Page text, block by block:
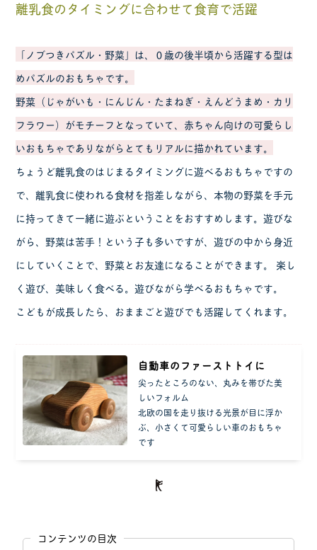
離乳食のタイミングに合わせて食育で活躍
「ノブつきパズル・野菜」は、０歳の後半頃から活躍する型は
めパズルのおもちゃです。
野菜（じゃがいも・にんじん・たまねぎ・えんどうまめ・カリ
フラワー）がモチーフとなっていて、赤ちゃん向けの可愛らし
いおもちゃでありながらとてもリアルに描かれています。
ちょうど離乳食のはじまるタイミングに遊べるおもちゃですの
で、離乳食に使われる食材を指差しながら、本物の野菜を手元
に持ってきて一緒に遊ぶということをおすすめします。遊びな
がら、野菜は苦手！という子も多いですが、遊びの中から身近
にしていくことで、野菜とお友達になることができます。 楽し
く遊び、美味しく食べる。遊びながら学べるおもちゃです。
こどもが成長したら、おままごと遊びでも活躍してくれます。
自動車のファーストトイに
尖ったところのない、丸みを帯びた美
しいフォルム
北欧の国を走り抜ける光景が目に浮か
ぶ、小さくて可愛らしい車のおもちゃ
です
コンテンツの目次